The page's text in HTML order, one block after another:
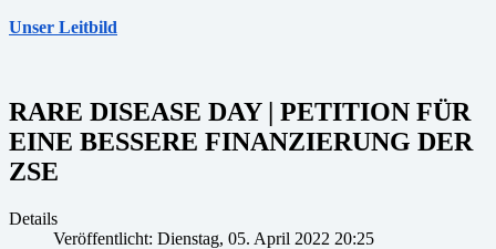
Unser Leitbild
RARE DISEASE DAY | PETITION FÜR
EINE BESSERE FINANZIERUNG DER
ZSE
Details
Veröffentlicht: Dienstag, 05. April 2022 20:25